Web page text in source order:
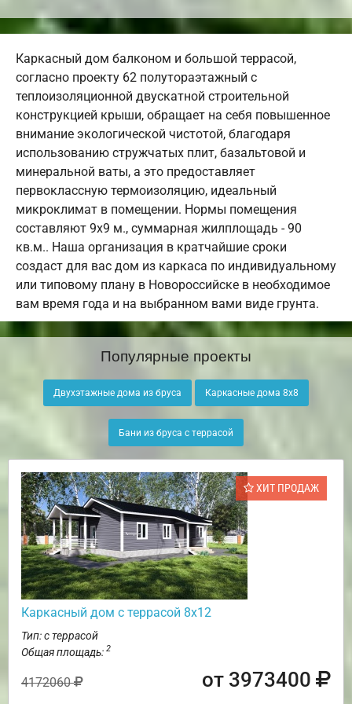
Каркасный дом балконом и большой террасой,
согласно проекту 62 полутораэтажный с
теплоизоляционной двускатной строительной
конструкцией крыши, обращает на себя повышенное
внимание экологической чистотой, благодаря
использованию стружчатых плит, базальтовой и
минеральной ваты, а это предоставляет
первоклассную термоизоляцию, идеальный
микроклимат в помещении. Нормы помещения
составляют 9х9 м., суммарная жилплощадь - 90
кв.м.. Наша организация в кратчайшие сроки
создаст для вас дом из каркаса по индивидуальному
или типовому плану в Новороссийске в необходимое
вам время года и на выбранном вами виде грунта.
Популярные проекты
Двухэтажные дома из бруса Каркасные дома 8х8
Бани из бруса с террасой
ХИТ ПРОДАЖ
Каркасный дом с террасой 8х12
Тип: с террасой
Общая площадь: 2
4172060 от 3973400